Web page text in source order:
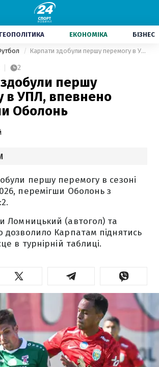
ГЕОПОЛІТИКА ЕКОНОМІКА БІЗНЕС
Карпати здобули першу перемогу в УПЛ, впевнено обігравши Оболонь
2
першу
в УПЛ, впевнено
Оболонь
першу перемогу в сезоні
перемігши Оболонь з
Ломницький (автогол) та
дозволило Карпатам піднятись
в турнірній таблиці.